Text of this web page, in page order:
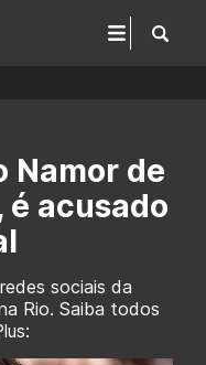
Namor de
é acusado
sociais da
Rio. Saiba todos